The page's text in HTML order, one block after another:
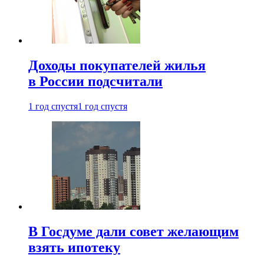
Доходы покупателей жилья
в России подсчитали
1 год спустя1 год спустя
В Госдуме дали совет желающим
взять ипотеку